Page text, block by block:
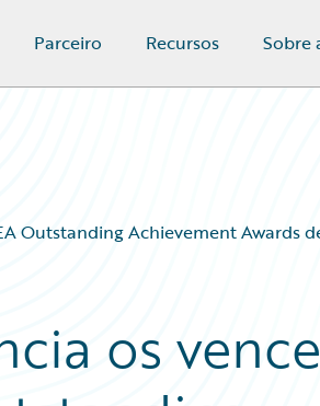
Parceiro Recursos Sobre
Outstanding Achievement Awards
os